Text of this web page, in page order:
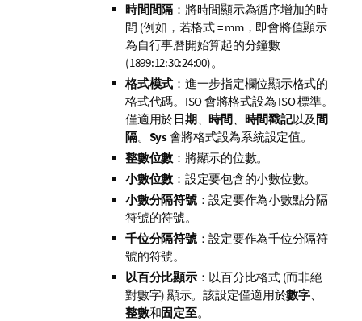
時間間隔 ：將時間顯示為循序增加的時
間 (例如，若格式 = mm，即會將值顯示
為自行事曆開始算起的分鐘數
(1899:12:30:24:00)。
格式模式 ：進一步指定欄位顯示格式的
格式代碼。 ISO會將格式設為 ISO 標準。
僅適用於日期、時間、 時間戳記以及 間
隔。 Sys會將格式設為系統設定值。
整數位數 ：將顯示的位數。
小數位數 ：設定要包含的小數位數。
小數分隔符號：設定要作為小數點分隔
符號的符號。
千位分隔符號：設定要作為千位分隔符
號的符號。
以百分比顯示：以百分比格式 (而非絕
對數字) 顯示。該設定僅適用於數字、
整數和固定至。